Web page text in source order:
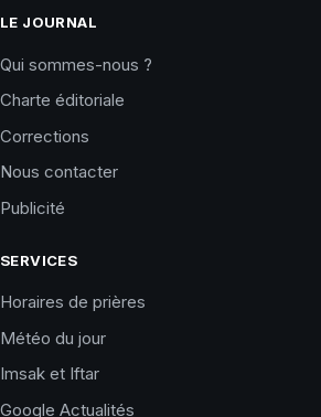
LE JOURNAL
Qui sommes-nous ?
Charte éditoriale
Corrections
Nous contacter
Publicité
SERVICES
Horaires de prières
Météo du jour
Imsak et Iftar
Google Actualités